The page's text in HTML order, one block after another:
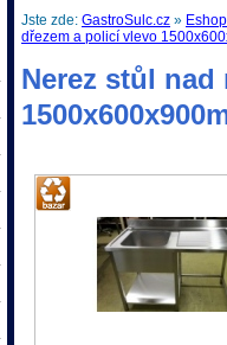
Jste zde:GastroSulc.cz » Eshop
dřezem a policí vlevo
Nerez stůl